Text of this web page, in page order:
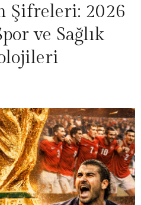
Şifreleri: 2026
ve Sağlık